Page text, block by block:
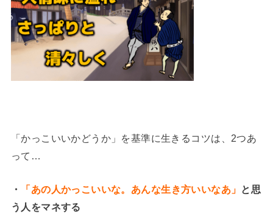
「かっこいいかどうか」を基準に生きるコツは、2つあ
って…
・ 「あの人かっこいいな。あんな生き方いいなあ」 と思
う人をマネする